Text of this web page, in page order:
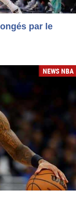
par le
NEWS NBA